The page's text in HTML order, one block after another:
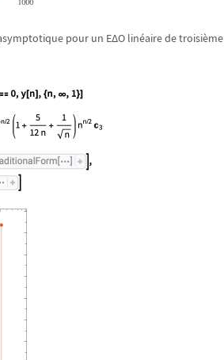
pour un EΔO linéaire de troisième